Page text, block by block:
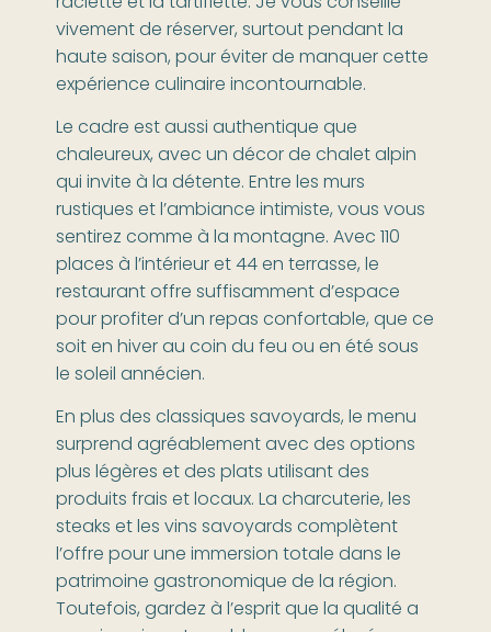
vivement de réserver, surtout pendant la
haute saison, pour éviter de manquer cette
expérience culinaire incontournable.
Le cadre est aussi authentique que
chaleureux, avec un décor de chalet alpin
qui invite à la détente. Entre les murs
rustiques et l’ambiance intimiste, vous vous
sentirez comme à la montagne. Avec 110
places à l’intérieur et 44 en terrasse, le
restaurant offre suffisamment d’espace
pour profiter d’un repas confortable, que ce
soit en hiver au coin du feu ou en été sous
le soleil annécien.
En plus des classiques savoyards, le menu
surprend agréablement avec des options
plus légères et des plats utilisant des
produits frais et locaux. La charcuterie, les
steaks et les vins savoyards complètent
l’offre pour une immersion totale dans le
patrimoine gastronomique de la région.
Toutefois, gardez à l’esprit que la qualité a